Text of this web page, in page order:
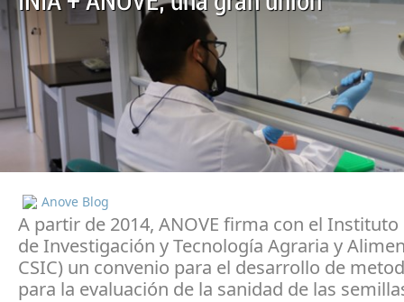
Anove Blog
A partir de 2014, ANOVE firma con el
de Investigación y Tecnología Agraria y
CSIC) un convenio para el desarrollo de
para la evaluación de la sanidad de las